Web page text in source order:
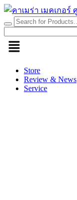
Skip
content
Store
Review & News
Service